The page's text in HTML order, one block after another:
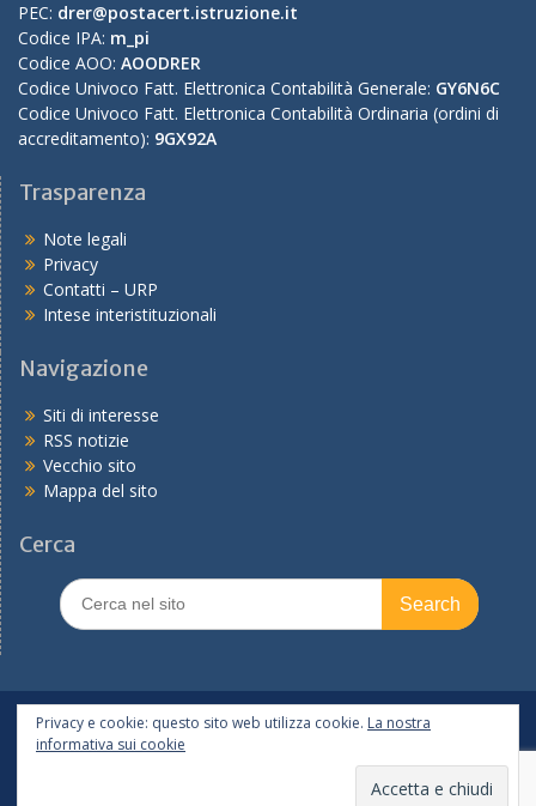
PEC: drer@postacert.istruzione.it
Codice IPA: m_pi
Codice AOO: AOODRER
Codice Univoco Fatt. Elettronica Contabilità Generale: GY6N6C
Codice Univoco Fatt. Elettronica Contabilità Ordinaria (ordini di
accreditamento): 9GX92A
Trasparenza
Note legali
Privacy
Contatti – URP
Intese interistituzionali
Navigazione
Siti di interesse
RSS notizie
Vecchio sito
Mappa del sito
Cerca
Search
for:
In primo piano PNRR
Tutte le notizie
Copyright © 2026
Privacy e cookie: questo sito web utilizza cookie. La nostra
informativa sui cookie